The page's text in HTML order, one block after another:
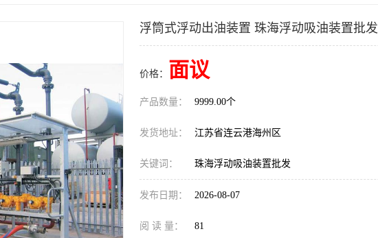
浮筒式浮动出油装置 珠海浮动吸油装置批发
价格： 面议
产品数量： 9999.00个
发货地址： 江苏省连云港海州区
关键词： 珠海浮动吸油装置批发
发布日期： 2026-08-07
阅 读 量： 81